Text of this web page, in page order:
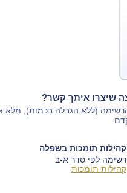
שיצרו איתך קשר?
הרשימה (ללא הגבלה בכמות),
קהילות תומכות בשפלה
רשימה לפי סדר א-ב
קהילות תומכות